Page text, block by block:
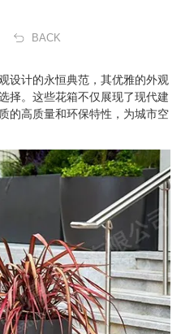
BACK
设计的永恒典范，其优雅的外观
择。这些花箱不仅展现了现代建
的高质量和环保特性，为城市空